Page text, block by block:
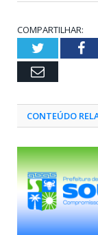
COMPARTILHAR:
Twitter
Email
CONTEÚDO